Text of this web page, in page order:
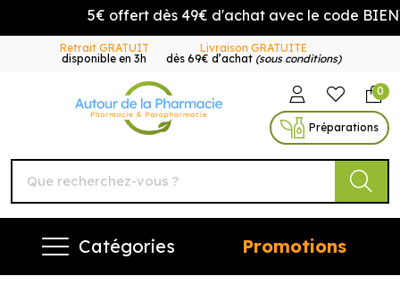
5€ offert dès 49€ d'achat avec le code
Retrait GRATUIT
disponible en 3h
Livraison GRATUITE
dès 69€ d’achat (sous conditions)
Autour de la Pharmacie
0
Préparations
Catégories Promotions